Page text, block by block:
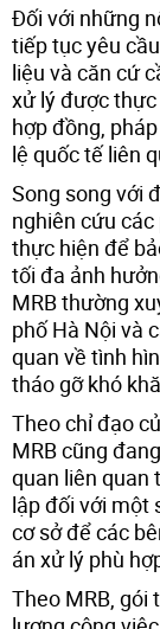
Đối với những
tiếp tục yêu
liệu và căn cứ
xử lý được
hợp đồng,
lệ quốc tế liên
Song song với
nghiên cứu
thực hiện để
tối đa ảnh
MRB thường
phố Hà Nội và
quan về tình
tháo gỡ khó
Theo chỉ đạo
MRB cũng
quan liên quan
lập đối với một
cơ sở để các
án xử lý phù
Theo MRB, gói